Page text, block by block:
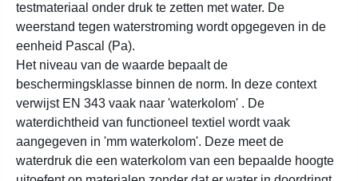
testmateriaal onder druk te zetten met water. De
weerstand tegen waterstroming wordt opgegeven in de
eenheid Pascal (Pa).
Het niveau van de waarde bepaalt de
beschermingsklasse binnen de norm. In deze context
verwijst EN 343 vaak naar 'waterkolom' . De
waterdichtheid van functioneel textiel wordt vaak
aangegeven in 'mm waterkolom'. Deze meet de
waterdruk die een waterkolom van een bepaalde hoogte